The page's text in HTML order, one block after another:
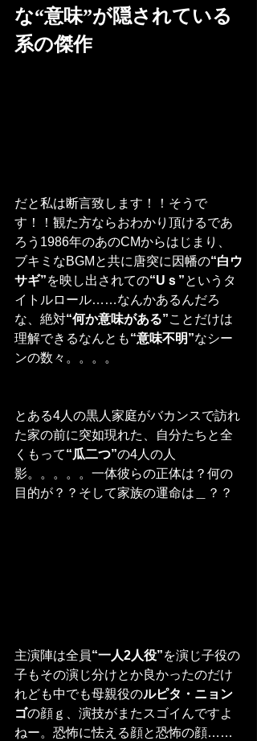
な“意味”が隠されている
系の傑作
だと私は断言致します！！そうで
す！！観た方ならおわかり頂けるであ
ろう1986年のあのCMからはじまり、
ブキミなBGMと共に唐突に因幡の“白ウ
サギ”を映し出されての“Uｓ”というタ
イトルロール……なんかあるんだろ
な、絶対“何か意味がある”ことだけは
理解できるなんとも“意味不明”なシー
ンの数々。。。。
とある4人の黒人家庭がバカンスで訪れ
た家の前に突如現れた、自分たちと全
くもって“瓜二つ”の4人の人
影。。。。。一体彼らの正体は？何の
目的が？？そして家族の運命は＿？？
主演陣は全員“一人2人役”を演じ子役の
子もその演じ分けとか良かったのだけ
れども中でも母親役のルピタ・ニョン
ゴの顔ｇ、演技がまたスゴイんですよ
ねー。恐怖に怯える顔と恐怖の顔……